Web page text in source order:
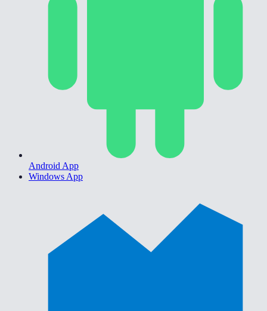
Android App
Windows App